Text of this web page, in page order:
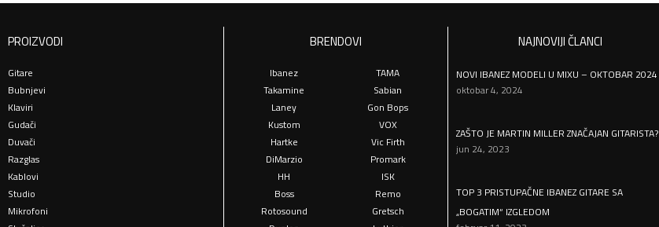
PROIZVODI
Gitare
Bubnjevi
Klaviri
Gudači
Duvači
Razglas
Kablovi
Studio
Mikrofoni
BRENDOVI
Ibanez
Takamine
Laney
Kustom
Hartke
DiMarzio
HH
Boss
Rotosound
TAMA
Sabian
Gon Bops
VOX
Vic Firth
Promark
ISK
Remo
Gretsch
NAJNOVIJI ČLANCI
NOVI IBANEZ MODELI U MIXU – OKTOBAR 2024
oktobar 4, 2024
ZAŠTO JE MARTIN MILLER ZNAČAJAN GITARISTA?
jun 24, 2023
TOP 3 PRISTUPAČNE IBANEZ GITARE SA
„BOGATIM“ IZGLEDOM